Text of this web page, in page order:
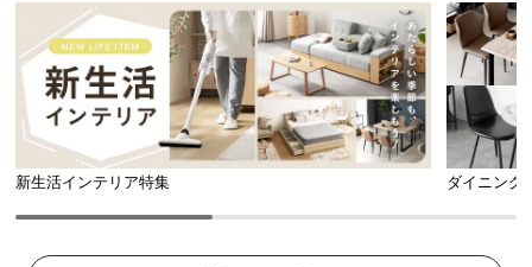
新生活インテリア特集 ダイニング